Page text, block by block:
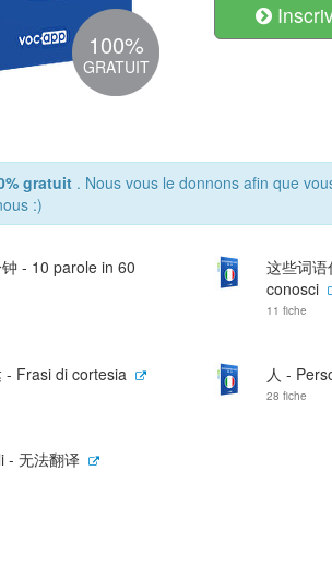
100%
GRATUIT
gratuit . Nous vous le donnons afin que
:)
- 10 parole in 60
这些词
conosci
11 fiche
- Frasi di cortesia 人 -
28 fiche
- 无法翻译